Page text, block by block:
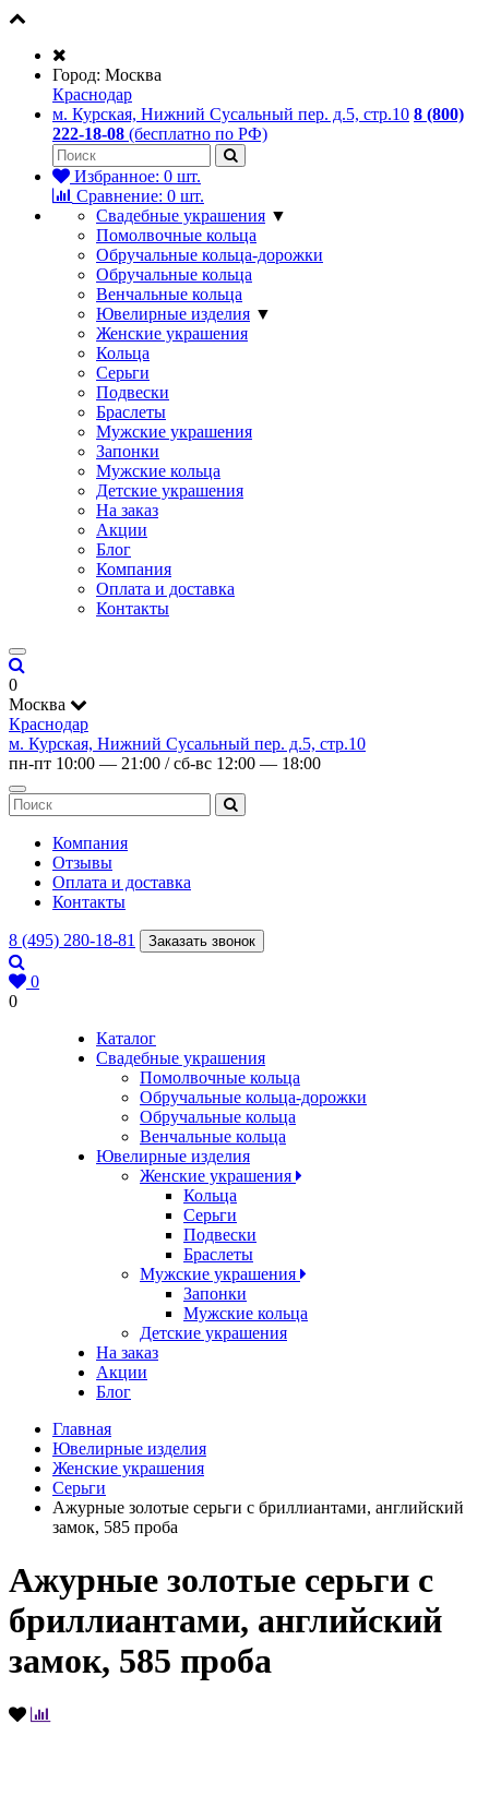
Город: Москва
Краснодар
м. Курская, Нижний Сусальный пер. д.5, стр.10 8 (800)
222-18-08 (бесплатно по РФ)
Избранное: 0 шт.
Сравнение: 0 шт.
Свадебные украшения ▼
Помолвочные кольца
Обручальные кольца-дорожки
Обручальные кольца
Венчальные кольца
Ювелирные изделия ▼
Женские украшения
Кольца
Серьги
Подвески
Браслеты
Мужские украшения
Запонки
Мужские кольца
Детские украшения
На заказ
Акции
Блог
Компания
Оплата и доставка
Контакты
0
Москва
Краснодар
м. Курская, Нижний Сусальный пер. д.5, стр.10
пн-пт 10:00 — 21:00 / сб-вс 12:00 — 18:00
Компания
Отзывы
Оплата и доставка
Контакты
8 (495) 280-18-81 Заказать звонок
0
0
Каталог
Свадебные украшения
Помолвочные кольца
Обручальные кольца-дорожки
Обручальные кольца
Венчальные кольца
Ювелирные изделия
Женские украшения
Кольца
Серьги
Подвески
Браслеты
Мужские украшения
Запонки
Мужские кольца
Детские украшения
На заказ
Акции
Блог
Главная
Ювелирные изделия
Женские украшения
Серьги
Ажурные золотые серьги с бриллиантами, английский
замок, 585 проба
Ажурные золотые серьги с
бриллиантами, английский
замок, 585 проба